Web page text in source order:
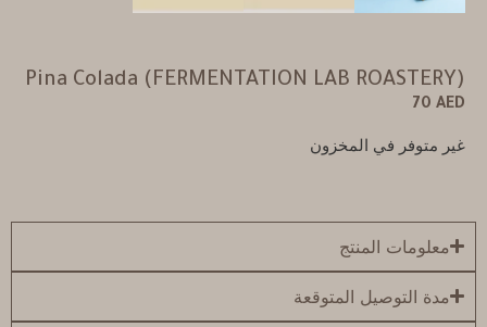
Pina Colada (FERMENTATION LAB ROASTERY)
70 AED
غير متوفر في المخزون
معلومات المنتج
مدة التوصيل المتوقعة